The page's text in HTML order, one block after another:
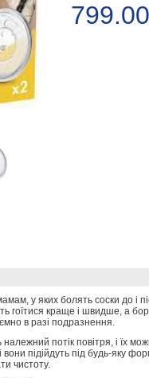
у яких болять соски до і
гоїтися краще і швидше, а
в разі подразнення.
потік повітря, і їх
вони підійдуть під будь-яку
чистоту.